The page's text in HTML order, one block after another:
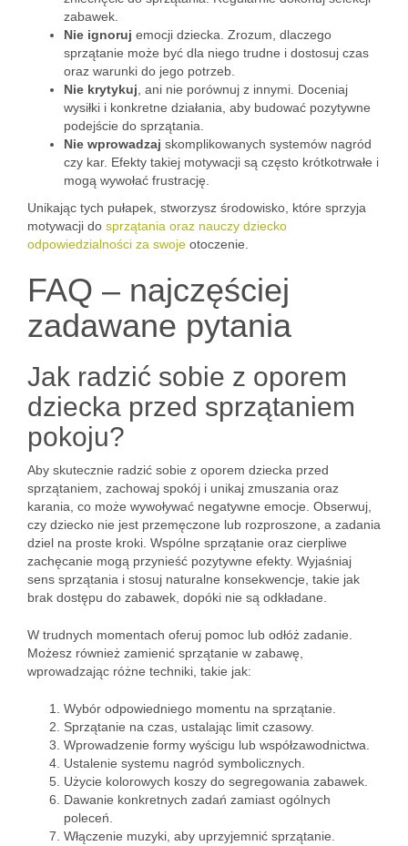
zabawek.
Nie ignoruj emocji dziecka. Zrozum, dlaczego
sprzątanie może być dla niego trudne i dostosuj czas
oraz warunki do jego potrzeb.
Nie krytykuj , ani nie porównuj z innymi. Doceniaj
wysiłki i konkretne działania, aby budować pozytywne
podejście do sprzątania.
Nie wprowadzaj skomplikowanych systemów nagród
czy kar. Efekty takiej motywacji są często krótkotrwałe i
mogą wywołać frustrację.
Unikając tych pułapek, stworzysz środowisko, które sprzyja
motywacji do sprzątania oraz nauczy dziecko
odpowiedzialności za swoje otoczenie.
FAQ – najczęściej
zadawane pytania
Jak radzić sobie z oporem
dziecka przed sprzątaniem
pokoju?
Aby skutecznie radzić sobie z oporem dziecka przed
sprzątaniem, zachowaj spokój i unikaj zmuszania oraz
karania, co może wywoływać negatywne emocje. Obserwuj,
czy dziecko nie jest przemęczone lub rozproszone, a zadania
dziel na proste kroki. Wspólne sprzątanie oraz cierpliwe
zachęcanie mogą przynieść pozytywne efekty. Wyjaśniaj
sens sprzątania i stosuj naturalne konsekwencje, takie jak
brak dostępu do zabawek, dopóki nie są odkładane.
W trudnych momentach oferuj pomoc lub odłóż zadanie.
Możesz również zamienić sprzątanie w zabawę,
wprowadzając różne techniki, takie jak:
Wybór odpowiedniego momentu na sprzątanie.
Sprzątanie na czas, ustalając limit czasowy.
Wprowadzenie formy wyścigu lub współzawodnictwa.
Ustalenie systemu nagród symbolicznych.
Użycie kolorowych koszy do segregowania zabawek.
Dawanie konkretnych zadań zamiast ogólnych
poleceń.
Włączenie muzyki, aby uprzyjemnić sprzątanie.